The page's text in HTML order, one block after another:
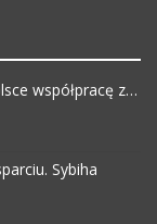
współpracę z…
Sybiha